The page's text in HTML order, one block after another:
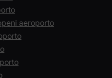
aeroporto